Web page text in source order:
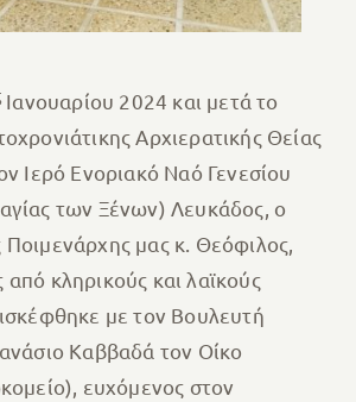
Ιανουαρίου 2024 και μετά το
Αρχιερατικής Θείας
Ιερό Ενοριακό Ναό Γενεσίου
των Ξένων) Λευκάδος, ο
μας κ. Θεόφιλος,
κληρικούς και λαϊκούς
με τον Βουλευτή
Καββαδά τον Οίκο
ευχόμενος στον